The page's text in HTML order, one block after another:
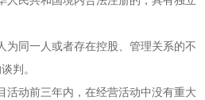
为同一人或者存在控股、管理关系的不
判。
活动前三年内，在经营活动中没有重大